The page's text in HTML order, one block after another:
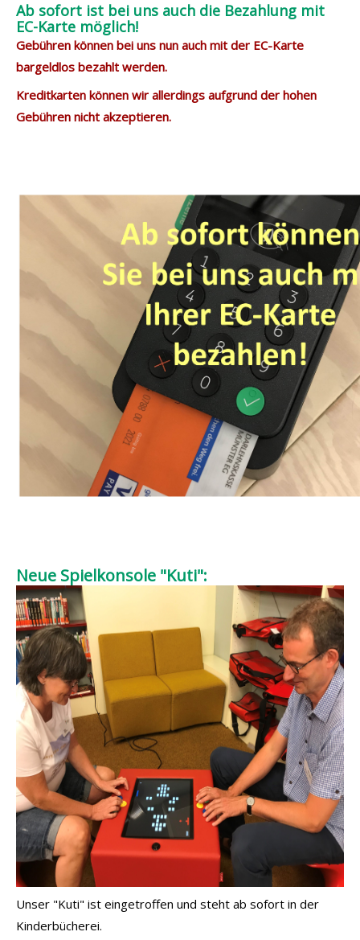
Ab sofort ist bei uns auch die Bezahlung mit
EC-Karte möglich!
Gebühren können bei uns nun auch mit der EC-Karte
bargeldlos bezahlt werden.
Kreditkarten können wir allerdings aufgrund der hohen
Gebühren nicht akzeptieren.
Neue Spielkonsole "Kuti":
Unser "Kuti" ist eingetroffen und steht ab sofort in der
Kinderbücherei.